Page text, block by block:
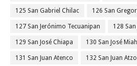
125 San Gabriel Chilac 126 San
127 San Jerónimo Tecuanipan 128
129 San José Chiapa 130 San José
131 San Juan Atenco 132 San Juan